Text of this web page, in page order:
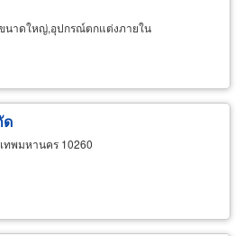
นาดใหญ่,อุปกรณ์ตกแต่งภายใน
ด
ทพมหานคร 10260